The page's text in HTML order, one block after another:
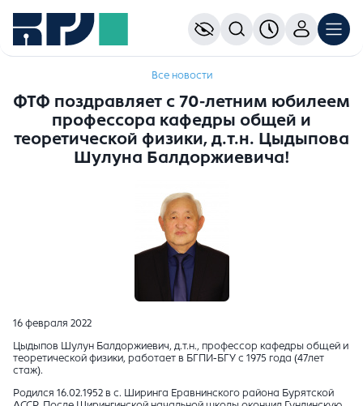
Все новости
ФТФ поздравляет с 70-летним юбилеем
профессора кафедры общей и
теоретической физики, д.т.н. Цыдыпова
Шулуна Балдоржиевича!
16 февраля 2022
Цыдыпов Шулун Балдоржиевич, д.т.н., профессор кафедры общей и
теоретической физики, работает в БГПИ-БГУ с 1975 года (47лет
стаж).
Родился 16.02.1952 в с. Ширинга Еравнинского района Бурятской